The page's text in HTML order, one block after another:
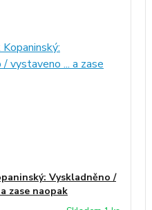
Vyskladněno /
zase naopak